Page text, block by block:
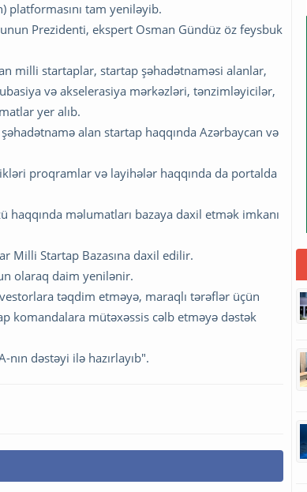
platformasını tam yeniləyib.
Prezidenti, ekspert Osman Gündüz öz feysbuk
milli startaplar, startap şəhadətnaməsi alanlar,
və akselerasiya mərkəzləri, tənzimləyicilər,
yer alıb.
alan startap haqqında Azərbaycan və
proqramlar və layihələr haqqında da portalda
məlumatları bazaya daxil etmək imkanı
Milli Startap Bazasına daxil edilir.
olaraq daim yenilənir.
təqdim etməyə, maraqlı tərəflər üçün
komandalara mütəxəssis cəlb etməyə dəstək
nın dəstəyi ilə hazırlayıb".